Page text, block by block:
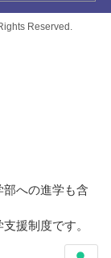
Reserved.
への進学も含
援制度です。